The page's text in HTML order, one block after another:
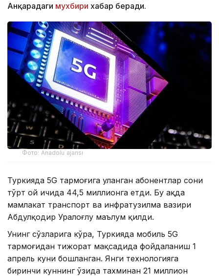
Анқарадаги мухбири хабар беради.
Фото: Anadolu ajansı
Туркияда 5G тармоғига уланган абонентлар сони
тўрт ой ичида 44,5 миллионга етди. Бу ҳақда
мамлакат транспорт ва инфратузилма вазири
Абдулқодир Уралоғлу маълум қилди.
Унинг сўзларига кўра, Туркияда мобиль 5G
тармоғидан тижорат мақсадида фойдаланиш 1
апрель куни бошланган. Янги технологияга
биринчи куннинг ўзида тахминан 21 миллион